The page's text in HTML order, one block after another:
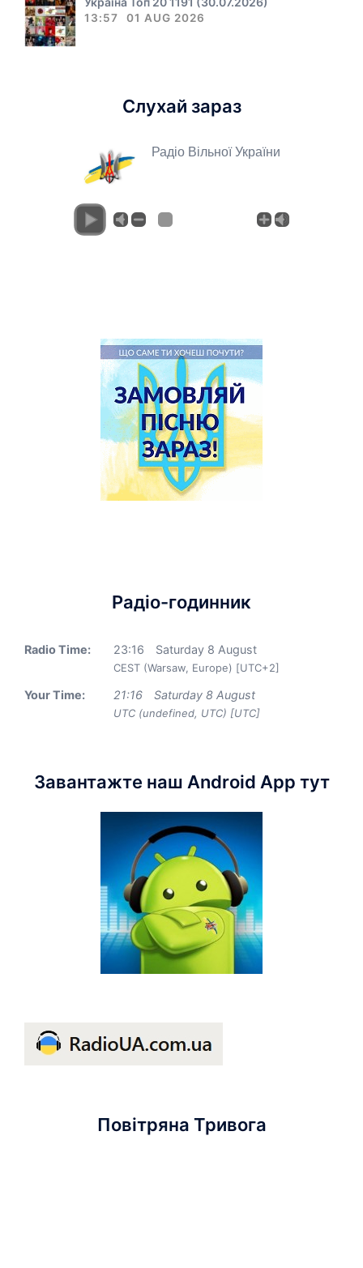
13:57 01 AUG 2026
Слухай зараз
Радіо Вільної України
Радіо-годинник
Radio Time: 23:16 Saturday 8 August
CEST (Warsaw, Europe) [UTC+2]
Your Time: 21:16 Saturday 8 August
UTC (undefined, UTC) [UTC]
Завантажте наш Android App тут
Повітряна Тривога